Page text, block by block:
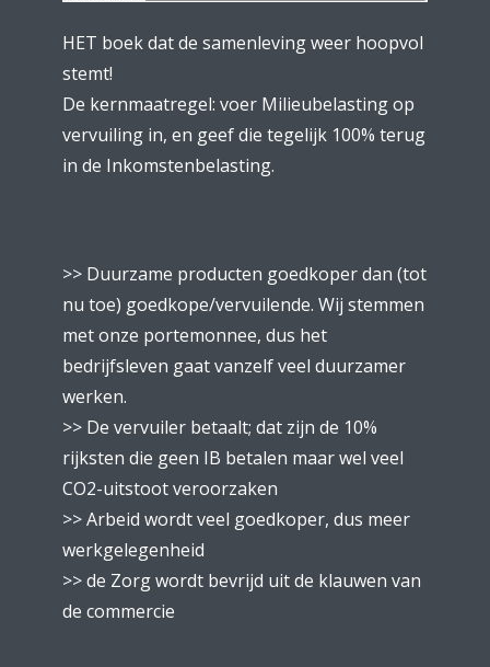
HET boek dat de samenleving weer hoopvol
stemt!
De kernmaatregel: voer Milieubelasting op
vervuiling in, en geef die tegelijk 100% terug
in de Inkomstenbelasting.
>> Duurzame producten goedkoper dan (tot
nu toe) goedkope/vervuilende. Wij stemmen
met onze portemonnee, dus het
bedrijfsleven gaat vanzelf veel duurzamer
werken.
>> De vervuiler betaalt; dat zijn de 10%
rijksten die geen IB betalen maar wel veel
CO2-uitstoot veroorzaken
>> Arbeid wordt veel goedkoper, dus meer
werkgelegenheid
>> de Zorg wordt bevrijd uit de klauwen van
de commercie